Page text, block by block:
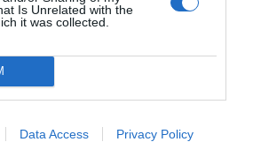
Is Unrelated with the
it was collected.
Data Access Privacy Policy